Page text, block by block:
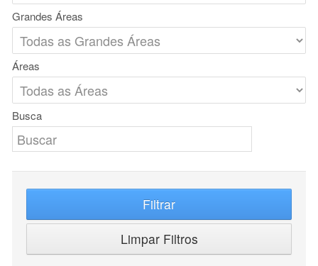
Grandes Áreas
Áreas
Busca
Filtrar
Limpar Filtros